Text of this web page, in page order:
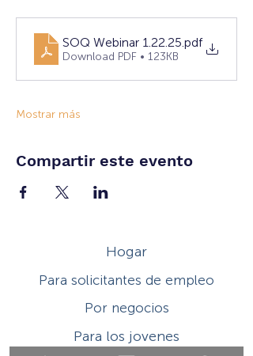
SOQ Webinar 1.22.25 .pdf
Download PDF • 123KB
Mostrar más
Compartir este evento
Hogar
Para solicitantes de empleo
Por negocios
Para los jovenes